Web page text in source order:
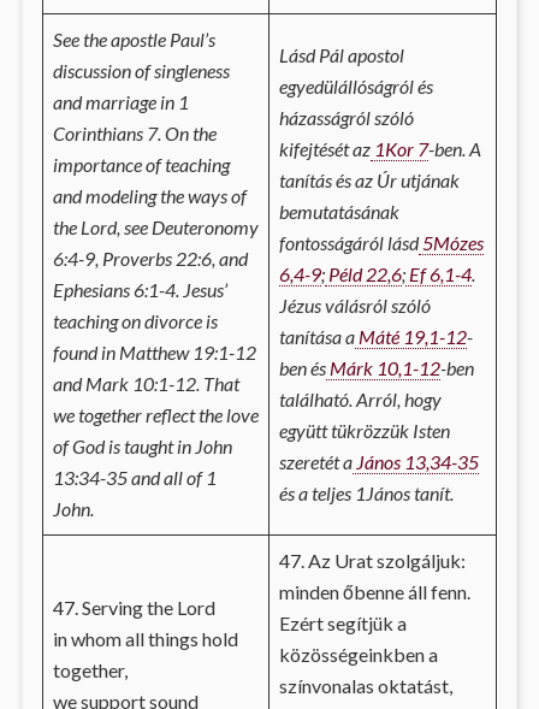
See the apostle Paul’s
discussion of singleness
and marriage in 1
Corinthians 7. On the
importance of teaching
and modeling the ways of
the Lord, see Deuteronomy
6:4-9, Proverbs 22:6, and
Ephesians 6:1-4. Jesus’
teaching on divorce is
found in Matthew 19:1-12
and Mark 10:1-12. That
we together reflect the love
of God is taught in John
13:34-35 and all of 1
John.
Lásd Pál apostol
egyedülállóságról és
házasságról szóló
kifejtését az1Kor 7-ben. A
tanítás és az Úr utjának
bemutatásának
fontosságáról lásd5Mózes
6,4-9;Péld 22,6;Ef 6,1-4.
Jézus válásról szóló
tanítása aMáté 19,1-12-
ben ésMárk 10,1-12-ben
található. Arról, hogy
együtt tükrözzük Isten
szeretét aJános 13,34-35
és a teljes 1János tanít.
47. Serving the Lord
in whom all things hold
together,
we support sound
47. Az Urat szolgáljuk:
minden őbenne áll fenn.
Ezért segítjük a
közösségeinkben a
színvonalas oktatást,